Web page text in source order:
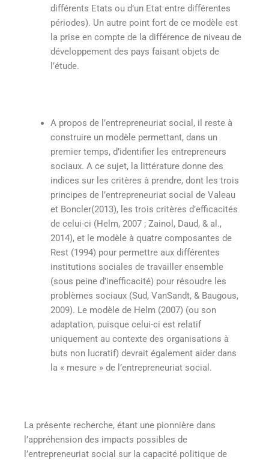
différents Etats ou d’un Etat entre différentes
périodes). Un autre point fort de ce modèle est
la prise en compte de la différence de niveau de
développement des pays faisant objets de
l’étude.
A propos de l’entrepreneuriat social, il reste à
construire un modèle permettant, dans un
premier temps, d’identifier les entrepreneurs
sociaux. A ce sujet, la littérature donne des
indices sur les critères à prendre, dont les trois
principes de l’entrepreneuriat social de Valeau
et Boncler(2013), les trois critères d’efficacités
de celui-ci (Helm, 2007 ; Zainol, Daud, & al.,
2014), et le modèle à quatre composantes de
Rest (1994) pour permettre aux différentes
institutions sociales de travailler ensemble
(sous peine d’inefficacité) pour résoudre les
problèmes sociaux (Sud, VanSandt, & Baugous,
2009). Le modèle de Helm (2007) (ou son
adaptation, puisque celui-ci est relatif
uniquement au contexte des organisations à
buts non lucratif) devrait également aider dans
la « mesure » de l’entrepreneuriat social.
La présente recherche, étant une pionnière dans
l’appréhension des impacts possibles de
l’entrepreneuriat social sur la capacité politique de